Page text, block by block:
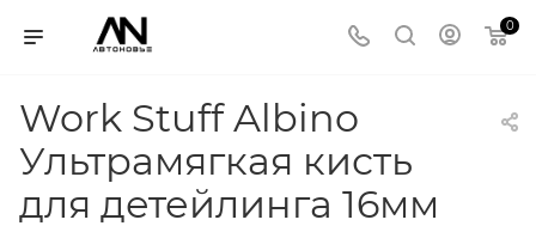
0
Work Stuff Albino
Ультрамягкая кисть
для детейлинга 16мм